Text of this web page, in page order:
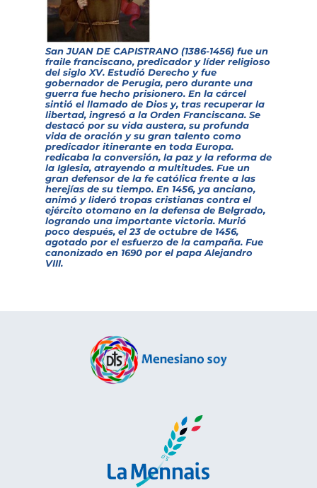
San JUAN DE CAPISTRANO (1386-1456) fue un
fraile franciscano, predicador y líder religioso
del siglo XV. Estudió Derecho y fue
gobernador de Perugia, pero durante una
guerra fue hecho prisionero. En la cárcel
sintió el llamado de Dios y, tras recuperar la
libertad, ingresó a la Orden Franciscana. Se
destacó por su vida austera, su profunda
vida de oración y su gran talento como
predicador itinerante en toda Europa.
redicaba la conversión, la paz y la reforma de
la Iglesia, atrayendo a multitudes. Fue un
gran defensor de la fe católica frente a las
herejías de su tiempo. En 1456, ya anciano,
animó y lideró tropas cristianas contra el
ejército otomano en la defensa de Belgrado,
logrando una importante victoria. Murió
poco después, el 23 de octubre de 1456,
agotado por el esfuerzo de la campaña. Fue
canonizado en 1690 por el papa Alejandro
VIII.